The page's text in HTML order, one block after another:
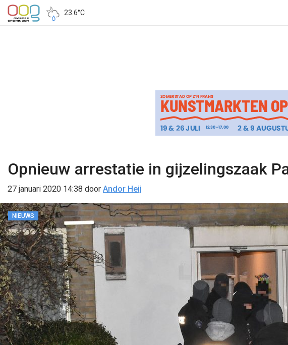
23.6°C
Opnieuw arrestatie in gijzelingszaak
27 januari 2020 14:38 door Andor Heij
NIEUWS